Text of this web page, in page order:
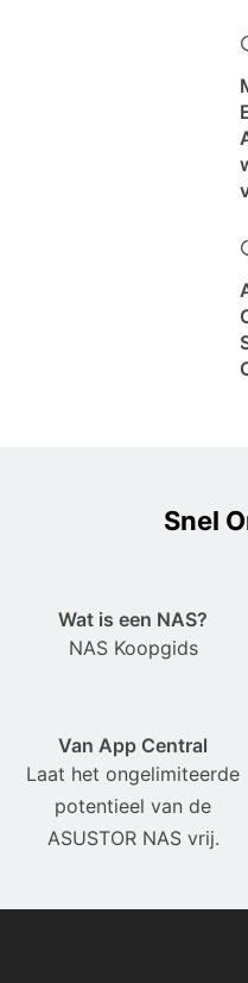
Snel
Wat is een NAS?
NAS Koopgids
Van App Central
Laat het ongelimiteerde
potentieel van de
ASUSTOR NAS vrij.